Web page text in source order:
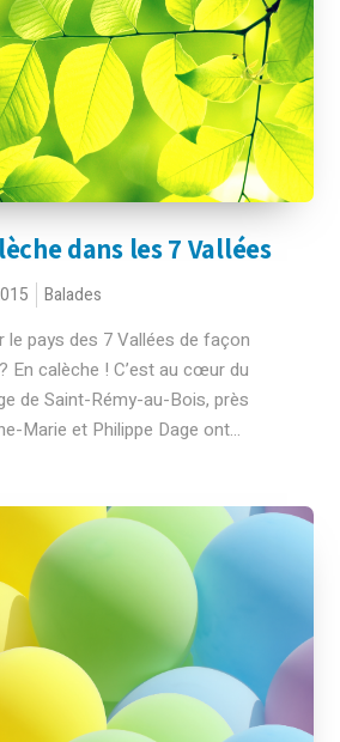
dans les 7 Vallées
Balades
le pays des 7 Vallées de façon
En calèche ! C’est au cœur du
de Saint-Rémy-au-Bois, près
Marie et Philippe Dage ont...